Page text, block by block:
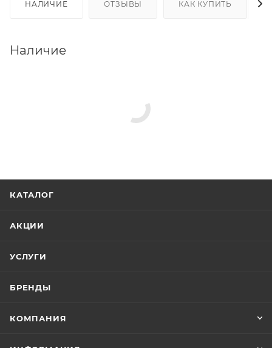
НАЛИЧИЕ ОТЗЫВЫ КАК КУПИТЬ
Наличие
КАТАЛОГ
АКЦИИ
УСЛУГИ
БРЕНДЫ
КОМПАНИЯ